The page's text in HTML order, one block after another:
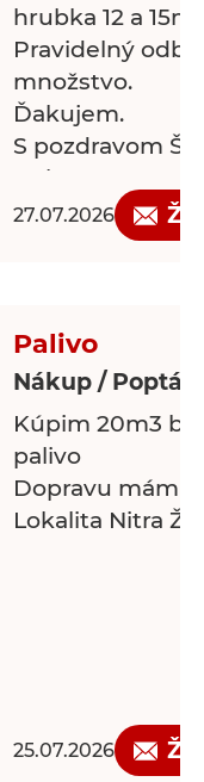
hrubka 12 a
Pravidelný
množstvo.
Ďakujem.
S pozdravom
Holz s.r.o
27.07.2026
Palivo
Nákup /
Kúpim 20m3
palivo
Dopravu mám
Lokalita Nitra
25.07.2026